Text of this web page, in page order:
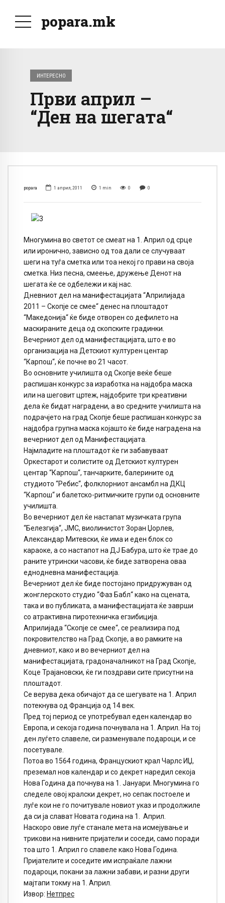
popara.mk
ИНТЕРЕСНО
Први април –
“Ден на шегата“
popara 1 април, 2011 1 min 0 0
Многумина во светот се смеат на 1. Април од срце
или иронично, зависно од тоа дали се случуваат
шеги на туѓа сметка или тоа некој го прави на своја
сметка. Низ песна, смеење, дружење Денот на
шегата ќе се одбележи и кај нас.
Дневниот дел на манифестацијата “Априлијада
2011 – Скопје се смее“ денес на плоштадот
“Македонија“ ќе биде отворен со дефилето на
маскираните деца од скопските градинки.
Вечерниот дел од манифестацијата, што е во
организација на Детскиот културен центар
“Карпош“, ќе почне во 21 часот.
Во основните училишта од Скопје веќе беше
распишан конкурс за изработка на најдобра маска
или на шеговит цртеж, најдобрите три креативни
дела ќе бидат наградени, а во средните училишта на
подрачјето на град Скопје беше распишан конкурс за
најдобра групна маска којашто ќе биде наградена на
вечерниот дел од Манифестацијата.
Најмладите на плоштадот ќе ги забавуваат
Оркестарот и солистите од Детскиот културен
центар “Карпош“, танчарките, балерините од
студиото “Ребис“, фолклорниот ансамбл на ДКЦ
“Карпош“ и балетско-ритмичките групи од основните
училишта.
Во вечерниот дел ќе настапат музичката група
“Белезгија“, ЈМС, виолинистот Зоран Џорлев,
Александар Митевски, ќе има и еден блок со
караоке, а со настапот на ДЈ Бабура, што ќе трае до
раните утрински часови, ќе биде затворена оваа
еднодневна манифестација.
Вечерниот дел ќе биде постојано придружуван од
жонглерското студио “Фаз Бабл“ како на сцената,
така и во публиката, а манифестацијата ќе заврши
со атрактивна пиротехничка егзибиција.
Априлијада “Скопје се смее“, се реализира под
покровителство на Град Скопје, а во рамките на
дневниот, како и во вечерниот дел на
манифестацијата, градоначалникот на Град Скопје,
Коце Трајановски, ќе ги поздрави сите присутни на
плоштадот.
Се верува дека обичајот да се шегувате на 1. Април
потекнува од Франција од 14 век.
Пред тој период се употребувал еден календар во
Европа, и секоја година почнувала на 1. Април. На тој
ден луѓето славеле, си разменувале подароци, и се
посетувале.
Потоа во 1564 година, Францускиот крал Чарлс ИЏ,
преземал нов календар и со декрет наредил секоја
Нова Година да почнува на 1. Јануари. Многумина го
следеле овој кралски декрет, но сепак постоеле и
луѓе кои не го почитувале новиот указ и продолжиле
да си ја слават Новата година на 1. Април.
Наскоро овие луѓе станале мета на исмејување и
трикови на нивните пријатели и соседи, само поради
тоа што 1. Април го славеле како Нова Година.
Пријателите и соседите им испраќале лажни
подароци, покани за лажни забави, и разни други
мајтапи токму на 1. Април.
Извор: Нетпрес